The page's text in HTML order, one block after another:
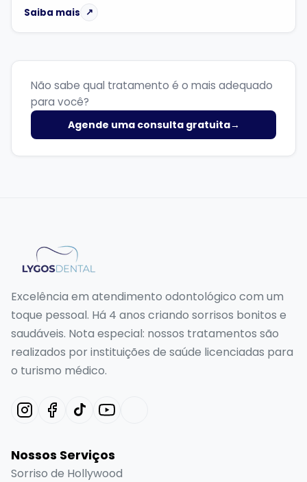
Saiba mais ↗
Não sabe qual tratamento é o mais adequado
para você?
Agende uma consulta gratuita→
Excelência em atendimento odontológico com um
toque pessoal. Há 4 anos criando sorrisos bonitos e
saudáveis. Nota especial: nossos tratamentos são
realizados por instituições de saúde licenciadas para
o turismo médico.
Nossos Serviços
Sorriso de Hollywood